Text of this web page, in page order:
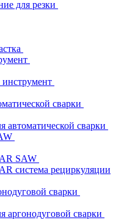
для резки
сварки
автоматической сварки
SAW
система рециркуляции
сварки
аргонодуговой сварки